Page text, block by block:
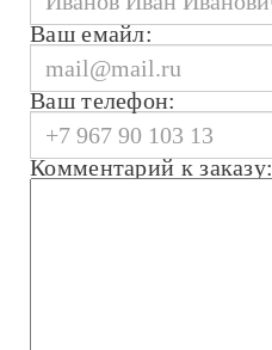
Ваш емайл:
Ваш телефон:
Комментарий к